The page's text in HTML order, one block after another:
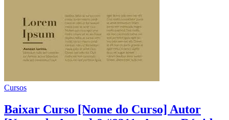
Cursos
Baixar Curso [Nome do Curso] Autor